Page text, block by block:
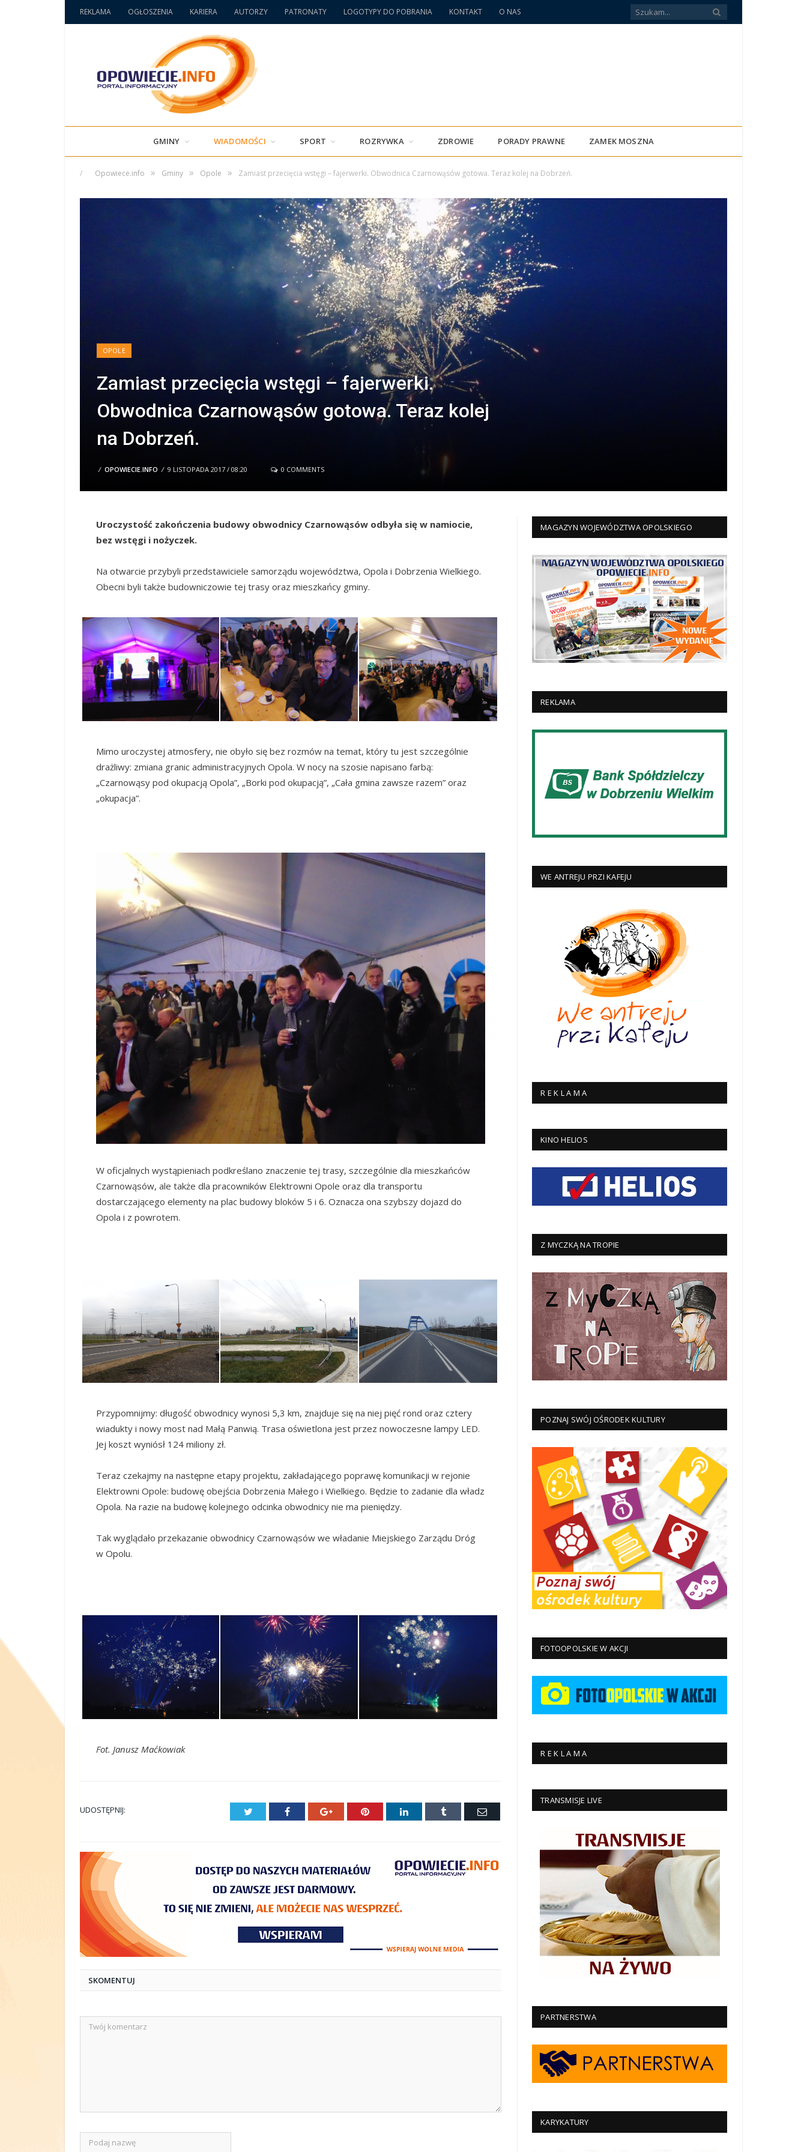
REKLAMA OGŁOSZENIA KARIERA AUTORZY PATRONATY LOGOTYPY DO POBRANIA KONTAKT O NAS
GMINY WIADOMOŚCI SPORT ROZRYWKA ZDROWIE PORADY PRAWNE ZAMEK MOSZNA
/ Opowiece.info » Gminy » Opole » Zamiast przecięcia wstęgi – fajerwerki. Obwodnica Czarnowąsów gotowa. Teraz kolej na Dobrzeń.
OPOLE
Zamiast przecięcia wstęgi – fajerwerki.
Obwodnica Czarnowąsów gotowa. Teraz kolej
na Dobrzeń.
/ OPOWIECIE.INFO / 9 LISTOPADA 2017 / 08:20 0 COMMENTS
Uroczystość zakończenia budowy obwodnicy Czarnowąsów odbyła się w namiocie,
bez wstęgi i nożyczek.
Na otwarcie przybyli przedstawiciele samorządu województwa, Opola i Dobrzenia Wielkiego.
Obecni byli także budowniczowie tej trasy oraz mieszkańcy gminy.
Mimo uroczystej atmosfery, nie obyło się bez rozmów na temat, który tu jest szczególnie
drażliwy: zmiana granic administracyjnych Opola. W nocy na szosie napisano farbą:
„Czarnowąsy pod okupacją Opola”, „Borki pod okupacją”, „Cała gmina zawsze razem” oraz
„okupacja”.
W oficjalnych wystąpieniach podkreślano znaczenie tej trasy, szczególnie dla mieszkańców
Czarnowąsów, ale także dla pracowników Elektrowni Opole oraz dla transportu
dostarczającego elementy na plac budowy bloków 5 i 6. Oznacza ona szybszy dojazd do
Opola i z powrotem.
Przypomnijmy: długość obwodnicy wynosi 5,3 km, znajduje się na niej pięć rond oraz cztery
wiadukty i nowy most nad Małą Panwią. Trasa oświetlona jest przez nowoczesne lampy LED.
Jej koszt wyniósł 124 miliony zł.
Teraz czekajmy na następne etapy projektu, zakładającego poprawę komunikacji w rejonie
Elektrowni Opole: budowę obejścia Dobrzenia Małego i Wielkiego. Będzie to zadanie dla władz
Opola. Na razie na budowę kolejnego odcinka obwodnicy nie ma pieniędzy.
Tak wyglądało przekazanie obwodnicy Czarnowąsów we władanie Miejskiego Zarządu Dróg
w Opolu.
Fot. Janusz Maćkowiak
UDOSTĘPNIJ: Twitter Facebook Google+ Pinterest LinkedIn Tumblr
E-
SKOMENTUJ
MAGAZYN WOJEWÓDZTWA OPOLSKIEGO
REKLAMA
WE ANTREJU PRZI KAFEJU
R E K L A M A
KINO HELIOS
Z MYCZKĄ NA TROPIE
POZNAJ SWÓJ OŚRODEK KULTURY
FOTOOPOLSKIE W AKCJI
R E K L A M A
TRANSMISJE LIVE
PARTNERSTWA
KARYKATURY